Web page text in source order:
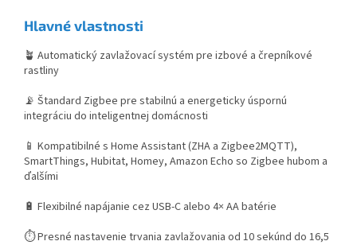
Hlavné vlastnosti
🪴 Automatický zavlažovací systém pre izbové a črepníkové
rastliny
📡 Štandard Zigbee pre stabilnú a energeticky úspornú
integráciu do inteligentnej domácnosti
📱 Kompatibilné s Home Assistant (ZHA a Zigbee2MQTT),
SmartThings, Hubitat, Homey, Amazon Echo so Zigbee hubom a
ďalšími
🔋 Flexibilné napájanie cez USB-C alebo 4× AA batérie
⏱️ Presné nastavenie trvania zavlažovania od 10 sekúnd do 16,5